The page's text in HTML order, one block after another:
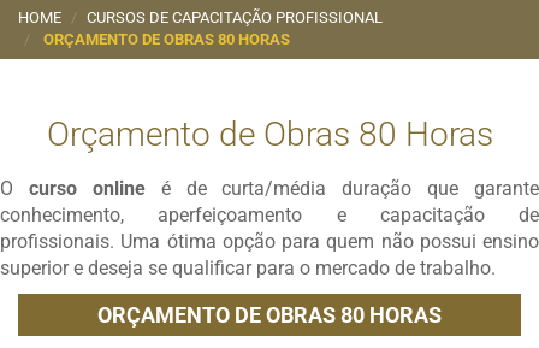
HOME
CURSOS DE CAPACITAÇÃO PROFISSIONAL
ORÇAMENTO DE OBRAS 80 HORAS
Orçamento de Obras 80 Horas
O curso online é de curta/média duração que garante
conhecimento, aperfeiçoamento e capacitação de
profissionais. Uma ótima opção para quem não possui ensino
superior e deseja se qualificar para o mercado de trabalho.
ORÇAMENTO DE OBRAS 80 HORAS